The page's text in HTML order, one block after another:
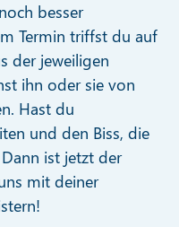
besser
Termin triffst du auf
der jeweiligen
ihn oder sie von
Hast du
und den Biss, die
ist jetzt der
mit deiner